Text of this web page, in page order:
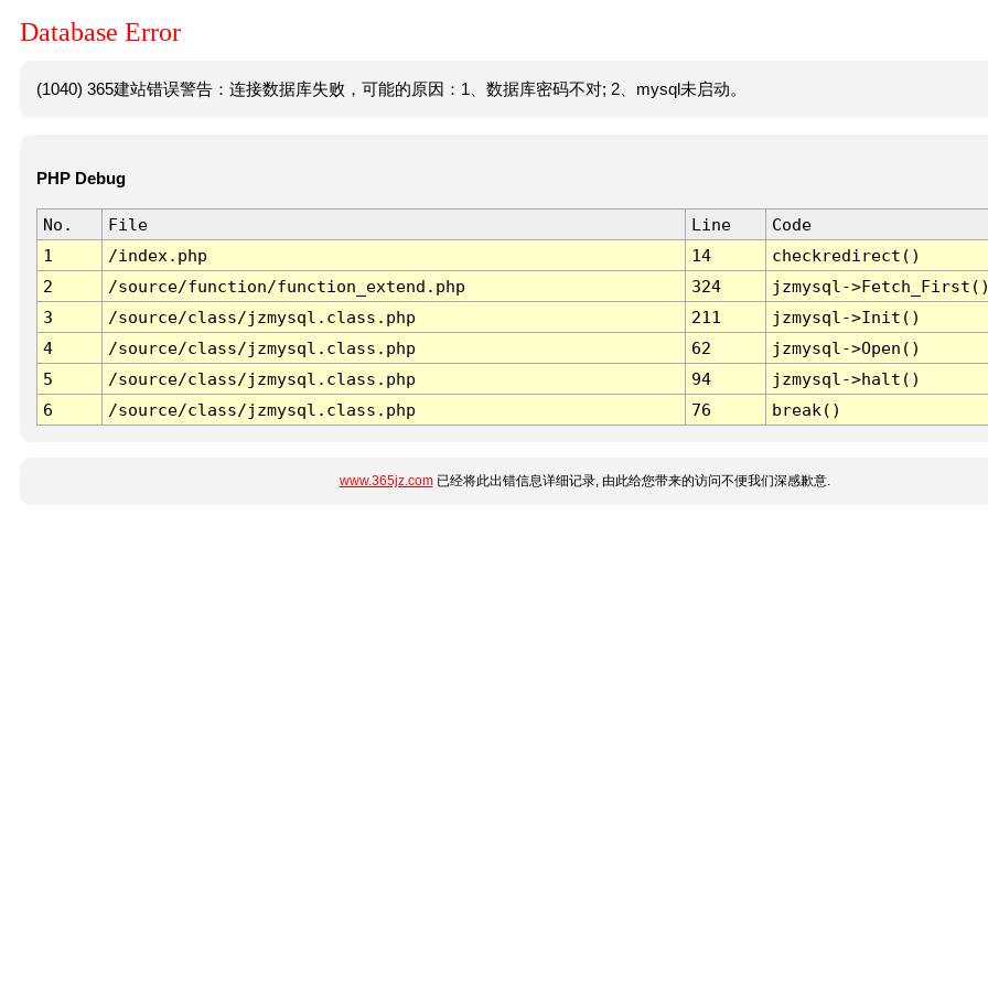
Database Error
(1040) 365建站错误警告：连接数据库失败，可能的原因：1、数据库密码不对; 2、mysql未启动。
PHP Debug
No. File Line
Code
1
/index.php 14
checkredirect()
2
/source/function/function_extend.php 324
jzmysql-
3
/source/class/jzmysql.class.php 211
jzmysql->Init()
4
/source/class/jzmysql.class.php 62
jzmysql->Open()
5
/source/class/jzmysql.class.php 94
jzmysql->halt()
6
/source/class/jzmysql.class.php 76 break()
www.365jz.com已经将此出错信息详细记录, 由此给您带来的访问不便我们深感歉意.